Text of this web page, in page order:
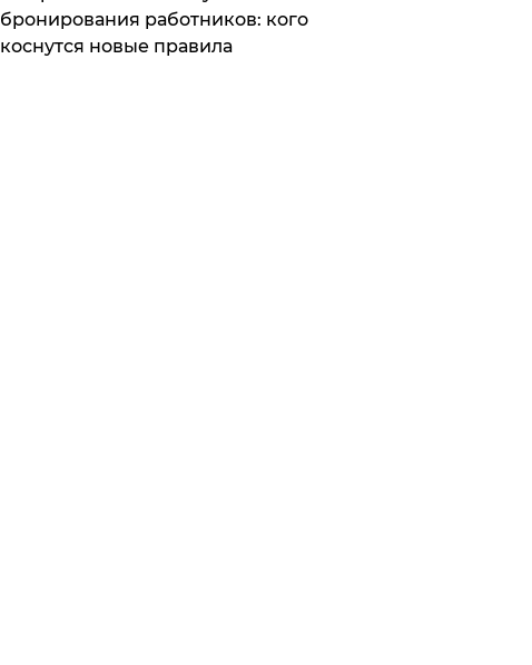
бронирования работников: кого
коснутся новые правила